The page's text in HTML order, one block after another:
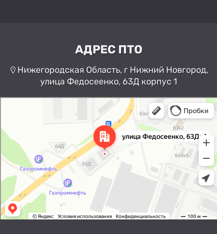
АДРЕС ПТО
Нижегородская Область, г Нижний Новгород,
улица Федосеенко, 63Д корпус 1
Нижний Новгород
Улица Федосеенко, 63Дк1 —
Яндекс Карты